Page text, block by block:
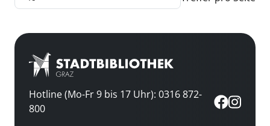
Hotline (Mo-Fr 9 bis 17 Uhr): 0316 872-
800